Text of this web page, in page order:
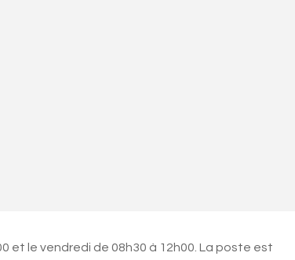
et le vendredi de 08h30 à 12h00. La poste est